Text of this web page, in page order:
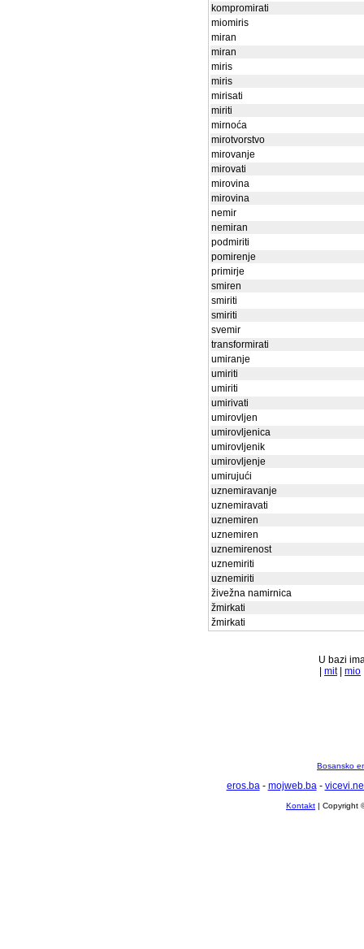
kompromirati
miomiris
miran
miran
miris
miris
mirisati
miriti
mirnoća
mirotvorstvo
mirovanje
mirovati
mirovina
mirovina
nemir
nemiran
podmiriti
pomirenje
primirje
smiren
smiriti
smiriti
svemir
transformirati
umiranje
umiriti
umiriti
umirivati
umirovljen
umirovljenica
umirovljenik
umirovljenje
umirujući
uznemiravanje
uznemiravati
uznemiren
uznemiren
uznemirenost
uznemiriti
uznemiriti
živežna namirnica
žmirkati
žmirkati
U bazi
mit| mio
Bosansko
eros.ba- mojweb.ba-
Kontakt | Copyright